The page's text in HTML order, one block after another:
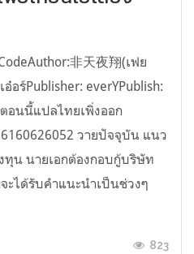
非天夜翔(เฟย
อ๋อร์Publisher: everYPublish:
อนนี้แปลไทยเพิ่งออก
วายปัจจุบัน แนว
ทุน นายเอกต้องกอบกู้บริษัท
ะได้รับคำแนะนำเป็นช่วงๆ
823